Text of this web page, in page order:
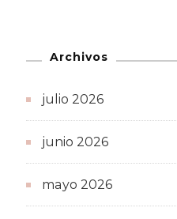
Archivos
julio 2026
junio 2026
mayo 2026